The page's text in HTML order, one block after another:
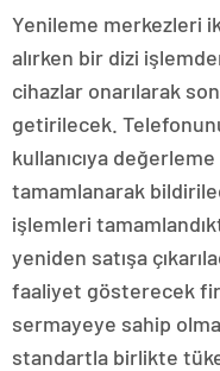
Yenileme merkezleri
alırken bir dizi
cihazlar onarılarak
getirilecek.
kullanıcıya
tamamlanarak
işlemleri
yeniden satışa
faaliyet gösterecek
sermayeye sahip
standartla birlikte